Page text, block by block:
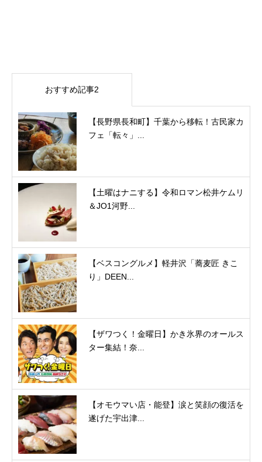
おすすめ記事2
【長野県長和町】千葉から移転！古民家カ
フェ「転々」...
【土曜はナニする】令和ロマン松井ケムリ
＆JO1河野...
【ベスコングルメ】軽井沢「蕎麦匠 きこ
り」DEEN...
【ザワつく！金曜日】かき氷界のオールス
ター集結！奈...
【オモウマい店・能登】涙と笑顔の復活を
遂げた宇出津...